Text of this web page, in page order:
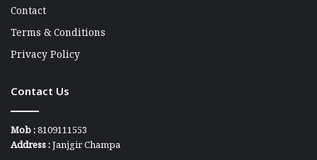
Contact
Terms & Conditions
Privacy Policy
Contact Us
Mob :8109111553
Address :Janjgir Champa